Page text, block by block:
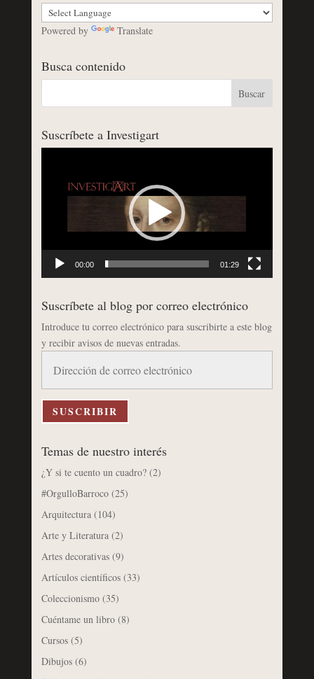
Powered by Translate
Busca contenido
Suscríbete a Investigart
00:00 01:29
Suscríbete al blog por correo electrónico
Introduce tu correo electrónico para suscribirte a este blog
y recibir avisos de nuevas entradas.
correo
electrónico
SUSCRIBIR
Temas de nuestro interés
¿Y si te cuento un cuadro?(2)
#OrgulloBarroco(25)
Arquitectura(104)
Arte y Literatura(2)
Artes decorativas(9)
Artículos científicos(33)
Coleccionismo(35)
Cuéntame un libro(8)
Cursos(5)
Dibujos(6)